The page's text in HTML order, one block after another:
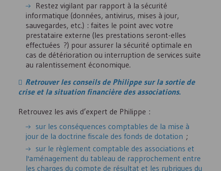
Restez vigilant par rapport à la sécurité
informatique (données, antivirus, mises à jour,
sauvegardes, etc.) : faites le point avec votre
prestataire externe (les prestations seront-elles
effectuées ?) pour assurer la sécurité optimale en
cas de détérioration ou interruption de services suite
au ralentissement économique.
Retrouver les conseils de Philippe sur la sortie de
crise et la situation financière des associations.
Retrouvez les avis d’expert de Philippe :
sur les conséquences comptables de la mise à
jour de la doctrine fiscale des fonds de dotation ;
sur le règlement comptable des associations et
l'aménagement du tableau de rapprochement entre
les charges du compte de résultat et les rubriques du